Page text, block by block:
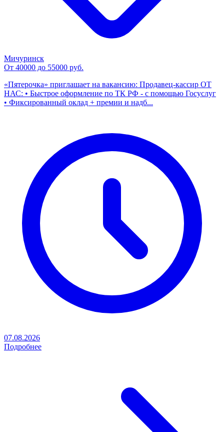
Мичуринск
От 40000 до 55000 руб.
«Пятерочка» приглашает на вакансию: Продавец-кассир ОТ
НАС: • Быстрое оформление по ТК РФ - с помощью Госуслуг
• Фиксированный оклад + премии и надб...
07.08.2026
Подробнее